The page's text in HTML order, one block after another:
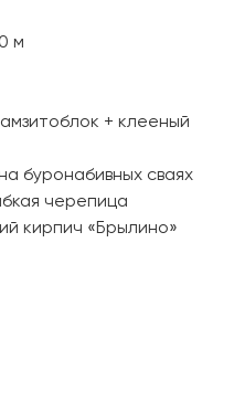
м
+ клееный
буронабивных сваях
черепица
кирпич «Брылино»